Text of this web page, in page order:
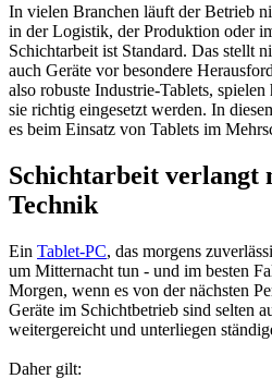
In vielen Branchen läuft der Betrieb
in der Logistik, der Produktion oder
Schichtarbeit ist Standard. Das stellt
auch Geräte vor besondere
also robuste Industrie-Tablets,
sie richtig eingesetzt werden. In
es beim Einsatz von Tablets im
Schichtarbeit verlangt
Technik
Ein Tablet-PC, das morgens
um Mitternacht tun - und im besten
Morgen, wenn es von der nächsten
Geräte im Schichtbetrieb sind selten
weitergereicht und unterliegen
Daher gilt: